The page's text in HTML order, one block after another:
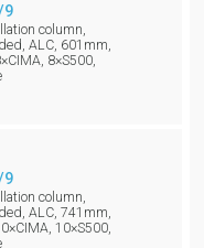
9
column,
ALC, 601mm,
8×S500,
9
column,
ALC, 741mm,
10×S500,